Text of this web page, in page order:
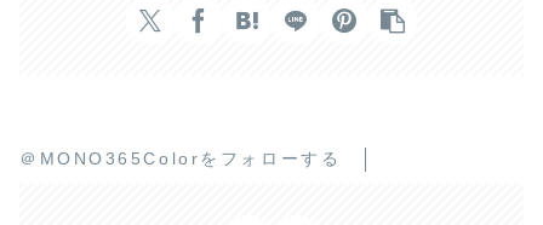
＠MONO365Colorをフォローする